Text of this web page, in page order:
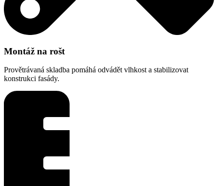
Montáž na rošt
Provětrávaná skladba pomáhá odvádět vlhkost a stabilizovat
konstrukci fasády.